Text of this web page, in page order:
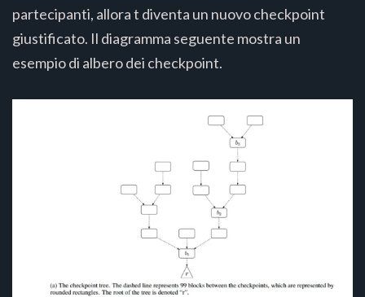
partecipanti, allora t diventa un nuovo checkpoint
giustificato. Il diagramma seguente mostra un
esempio di albero dei checkpoint.